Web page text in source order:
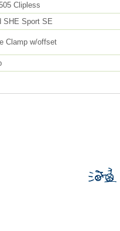
Clipless
SHE Sport SE
Clamp w/offset